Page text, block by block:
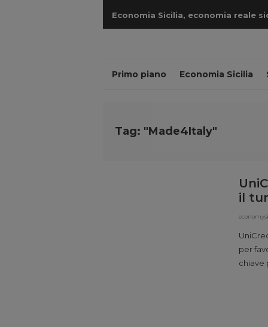
Economia Sicilia, economia reale
Primo piano Economia Sicilia
Tag: "Made4Italy"
il
per
chiave